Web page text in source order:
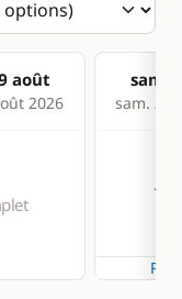
août
2026
sam.
sam. 22
7